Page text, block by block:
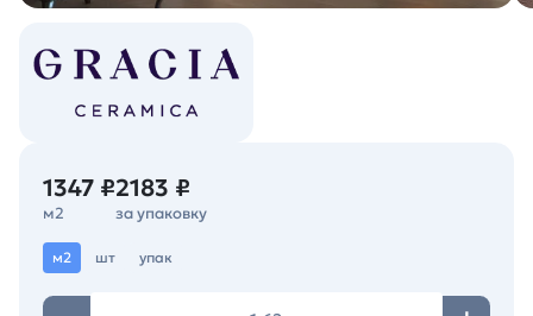
1347 ₽
м2
2183 ₽
за упаковку
м2 шт упак